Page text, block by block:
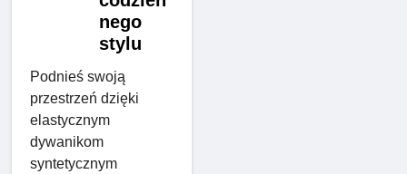
nego
stylu
Podnieś swoją
przestrzeń dzięki
elastycznym
dywanikom
syntetycznym